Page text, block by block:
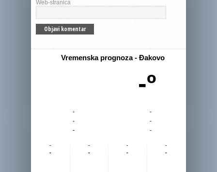
Web-stranica
Vremenska prognoza - Đakovo
-º
-
-
-
-
-
-
-
-
-
-
-
-
-
-